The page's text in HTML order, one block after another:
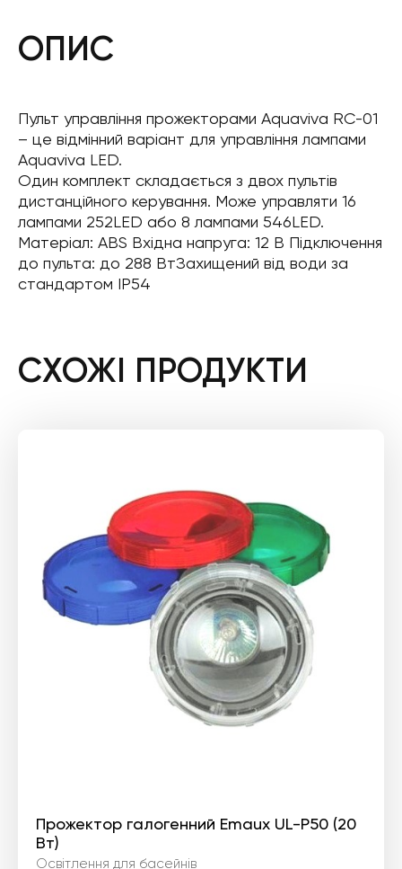
ОПИС
Пульт управління прожекторами Aquaviva RC-01
– це відмінний варіант для управління лампами
Aquaviva LED.
Один комплект складається з двох пультів
дистанційного керування. Може управляти 16
лампами 252LED або 8 лампами 546LED.
Матеріал: ABS Вхідна напруга: 12 В Підключення
до пульта: до 288 ВтЗахищений від води за
стандартом IP54
СХОЖІ ПРОДУКТИ
Прожектор галогенний Emaux UL-P50 (20
Вт)
Освітлення для басейнів